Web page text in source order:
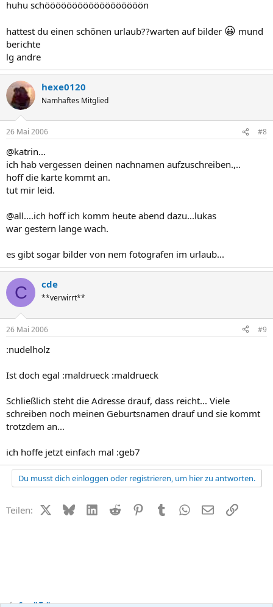
huhu schöööööööööööööööööön
hattest du einen schönen urlaub??warten auf bilder 😀 mund
berichte
lg andre
hexe0120
Namhaftes Mitglied
26 Mai 2006 #8
@katrin...
ich hab vergessen deinen nachnamen aufzuschreiben.,..
hoff die karte kommt an.
tut mir leid.
@all....ich hoff ich komm heute abend dazu...lukas
war gestern lange wach.
es gibt sogar bilder von nem fotografen im urlaub...
C cde
**verwirrt**
26 Mai 2006 #9
:nudelholz
Ist doch egal :maldrueck :maldrueck
Schließlich steht die Adresse drauf, dass reicht... Viele
schreiben noch meinen Geburtsnamen drauf und sie kommt
trotzdem an...
ich hoffe jetzt einfach mal :geb7
Du musst dich einloggen oder registrieren, um hier zu antworten.
Teilen: X (Twitter)
BlueskyLinkedIn
Reddit PinterestTumblr WhatsApp
E-MailLink
Small Talk